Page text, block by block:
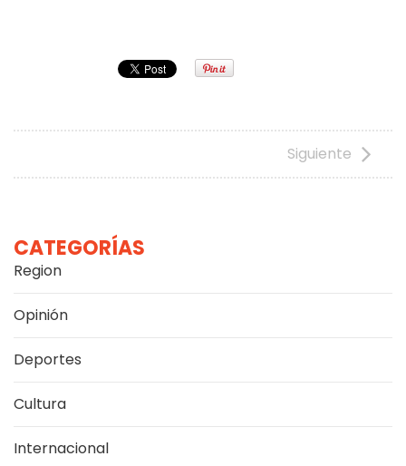
Siguiente
CATEGORÍAS
Region
Opinión
Deportes
Cultura
Internacional